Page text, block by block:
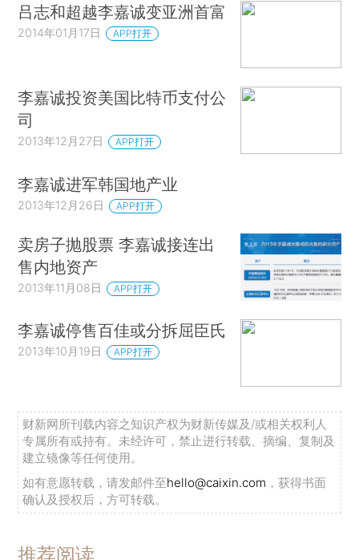
吕志和超越李嘉诚变亚洲首富
2014年01月17日 APP打开
李嘉诚投资美国比特币支付公
司
2013年12月27日 APP打开
李嘉诚进军韩国地产业
2013年12月26日 APP打开
卖房子抛股票 李嘉诚接连出
售内地资产
2013年11月08日 APP打开
李嘉诚停售百佳或分拆屈臣氏
2013年10月19日 APP打开
财新网所刊载内容之知识产权为财新传媒及/或相关权利人
专属所有或持有。未经许可，禁止进行转载、摘编、复制及
建立镜像等任何使用。
如有意愿转载，请发邮件至hello@caixin.com ，获得书面
确认及授权后，方可转载。
推荐阅读